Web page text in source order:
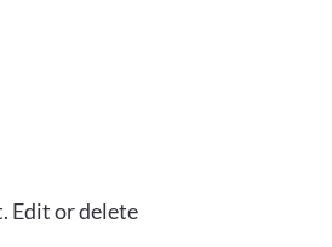
Edit or delete